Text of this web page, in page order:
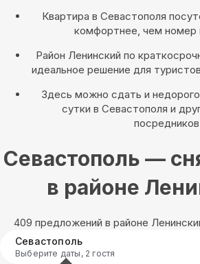
Квартира в Севастополя
комфортнее, чем номер
Район Ленинский по
идеальное решение для
Здесь можно сдать и
сутки в Севастополя и
Севастополь —
в районе
409 предложений в районе
Севастополь
Выберите даты, 2 гостя